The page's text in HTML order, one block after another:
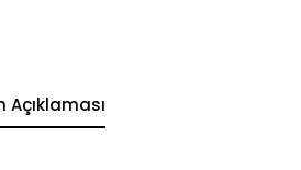
Açıklaması